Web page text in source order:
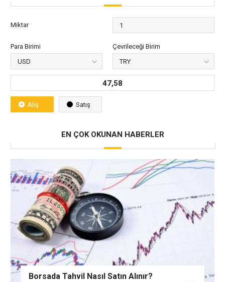
Miktar
Para Birimi Çevrileceği Birim
47,58
Alış Satış
EN ÇOK OKUNAN HABERLER
Borsada Tahvil Nasıl Satın Alınır?